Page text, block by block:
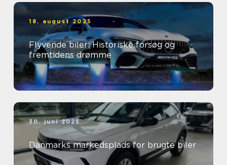
18. august 2025
Flyvende biler: Historiske forsøg og
fremtidens drømme
30. juni 2025
Danmarks markedsplads for brugte biler